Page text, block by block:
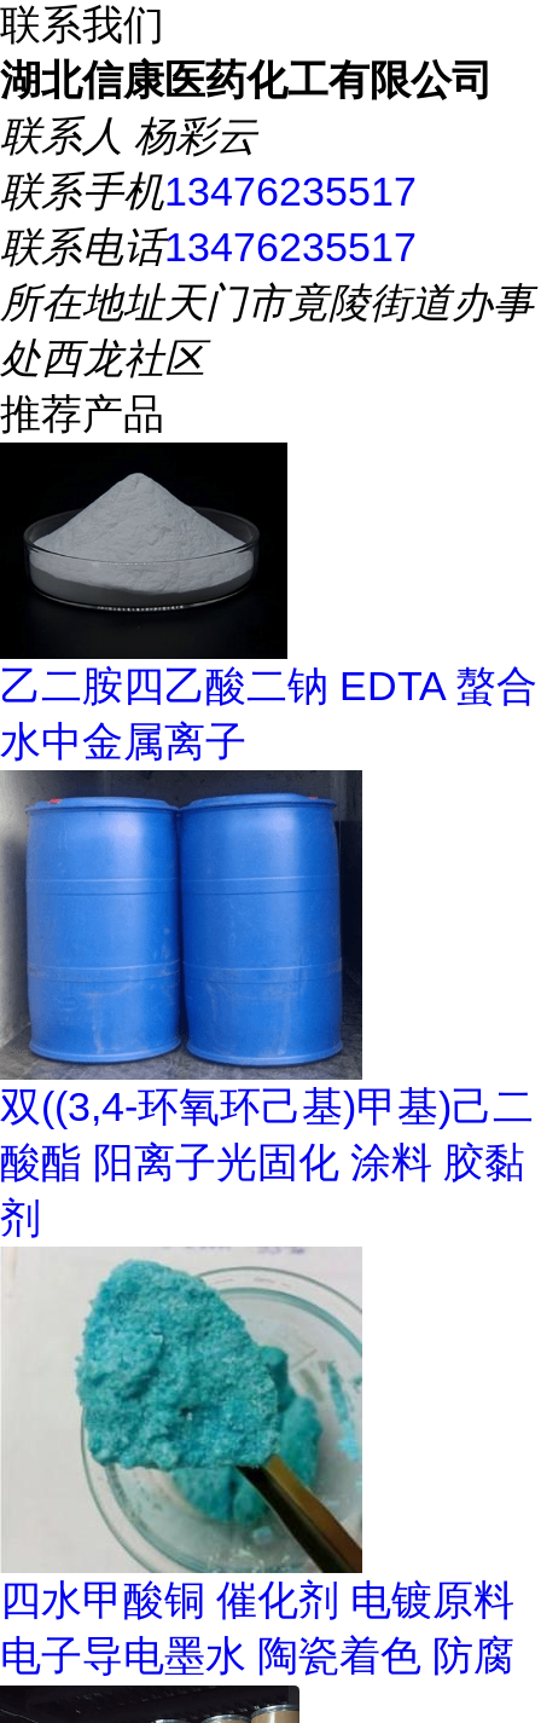
联系我们
湖北信康医药化工有限公司
联系人 杨彩云
联系手机13476235517
联系电话13476235517
所在地址天门市竟陵街道办事
处西龙社区
推荐产品
乙二胺四乙酸二钠 EDTA 螯合
水中金属离子
双((3,4-环氧环己基)甲基)己二
酸酯 阳离子光固化 涂料 胶黏
剂
四水甲酸铜 催化剂 电镀原料
电子导电墨水 陶瓷着色 防腐